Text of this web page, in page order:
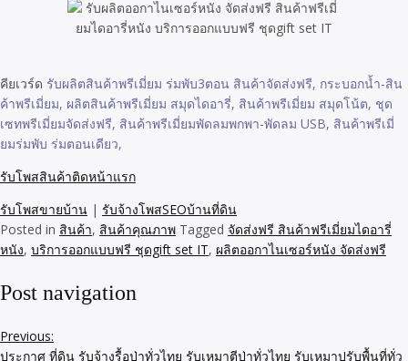
คียเวร์ด รับผลิตสินค้าพรีเมี่ยม ร่มพับ3ตอน สินค้าจัดส่งฟรี, กระบอกน้ำ-สิน
ค้าพรีเมี่ยม, ผลิตสินค้าพรีเมี่ยม สมุดไดอารี่, สินค้าพรีเมี่ยม สมุดโน้ต, ชุด
เซทพรีเมี่ยมจัดส่งฟรี, สินค้าพรีเมี่ยมพัดลมพกพา-พัดลม USB, สินค้าพรีเมี่
ยมร่มพับ ร่มตอนเดียว,
รับโพสสินค้าติดหน้าแรก
รับโพสขายบ้าน | รับจ้างโพสSEOบ้านที่ดิน
Posted in สินค้า, สินค้าคุณภาพ Tagged จัดส่งฟรี สินค้าฟรีเมี่ยมไดอารี่
หนัง, บริการออกแบบฟรี ชุดgift set IT, ผลิตออกาไนเซอร์หนัง จัดส่งฟรี
Post navigation
Previous:
ประกาศ ที่ดิน รับจ้างรื้อป่าทั่วไทย รับเหมาตีป่าทั่วไทย รับเหมาปรับพื้นที่ทั่ว